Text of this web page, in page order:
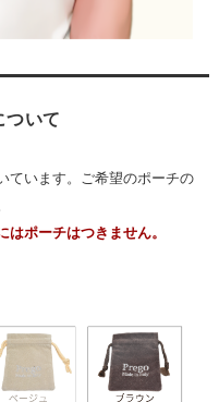
ついて
ています。ご希望のポーチの
ポーチはつきません。